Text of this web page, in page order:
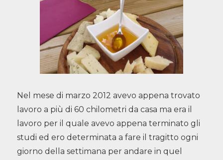
Nel mese di marzo 2012 avevo appena trovato
lavoro a più di 60 chilometri da casa ma era il
lavoro per il quale avevo appena terminato gli
studi ed ero determinata a fare il tragitto ogni
giorno della settimana per andare in quel